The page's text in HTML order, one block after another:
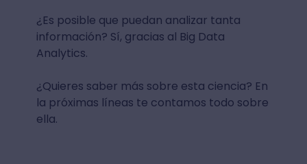
¿Es posible que puedan analizar tanta
información? Sí, gracias al Big Data
Analytics.
¿Quieres saber más sobre esta ciencia? En
la próximas líneas te contamos todo sobre
ella.